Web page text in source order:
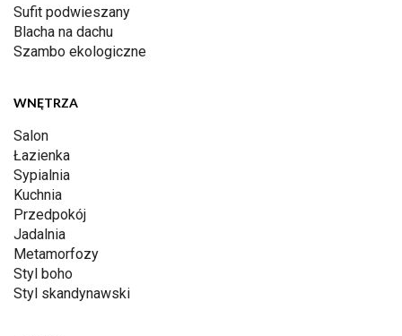
Sufit podwieszany
Blacha na dachu
Szambo ekologiczne
WNĘTRZA
Salon
Łazienka
Sypialnia
Kuchnia
Przedpokój
Jadalnia
Metamorfozy
Styl boho
Styl skandynawski